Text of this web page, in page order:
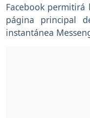
Facebook
página principal
instantánea